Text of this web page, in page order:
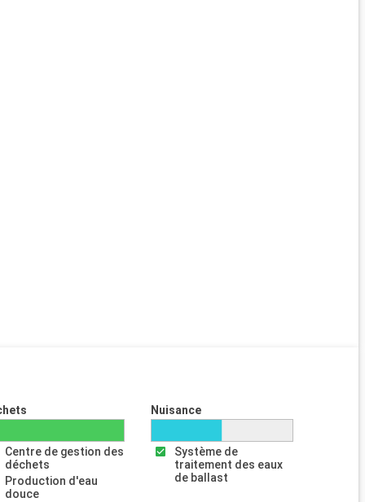
Centre de gestion des
déchets
Production d'eau
douce
Nuisance
Système de
traitement des eaux
de ballast